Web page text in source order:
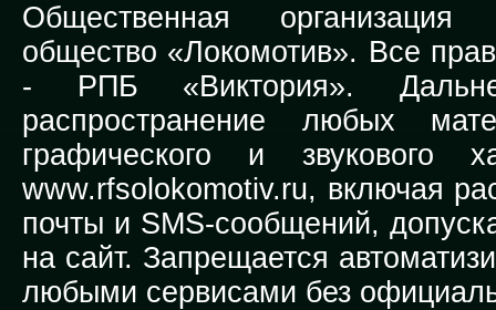
Общественная организация
общество «Локомотив». Все
- РПБ «Виктория».
распространение любых
графического и звукового
www.rfsolokomotiv.ru, включая
почты и SMS-сообщений,
на сайт. Запрещается
любыми сервисами без